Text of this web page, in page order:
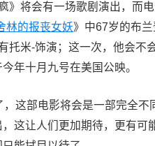
》将会有一场歌剧演出，而
林的报丧女妖》中67岁的布
托米-饰演；这一次，他会不
年十月九号在美国公映。
，这部电影将会是一部完全
这让人们更加期待，更有可